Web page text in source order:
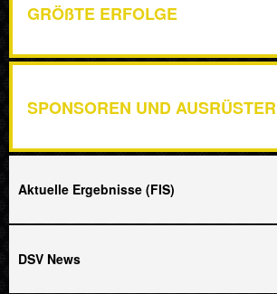
GRÖßTE ERFOLGE
SPONSOREN UND AUSRÜSTER
Aktuelle Ergebnisse (FIS)
DSV News